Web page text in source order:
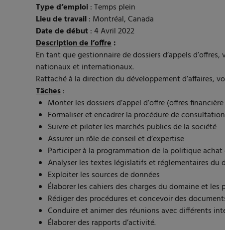
Type d’emploi: Temps plein
Lieu de travail: Montréal, Canada
Date de début: 4 Avril 2022
Description de l’offre:
En tant que gestionnaire de dossiers d’appels
nationaux et internationaux.
Rattaché à la direction du développement d’affaires,
Tâches:
Monter les dossiers d’appel d’offre (offres
Formaliser et encadrer la procédure de consultation
Suivre et piloter les marchés publics de la société
Assurer un rôle de conseil et d’expertise
Participer à la programmation de la politique achat
Analyser les textes législatifs et réglementaires du
Exploiter les sources de données
Élaborer les cahiers des charges du domaine et
Rédiger des procédures et concevoir des
Conduire et animer des réunions avec différents
Élaborer des rapports d’activité.